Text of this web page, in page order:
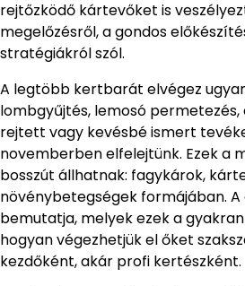
rejtőzködő kártevőket is
megelőzésről, a gondos
stratégiákról szól.
A legtöbb kertbarát elvégez
lombgyűjtés, lemosó permetezés,
rejtett vagy kevésbé ismert
novemberben elfelejtünk. Ezek a
bosszút állhatnak: fagykárok,
növénybetegségek formájában.
bemutatja, melyek ezek a
hogyan végezhetjük el őket
kezdőként, akár profi kertészként.